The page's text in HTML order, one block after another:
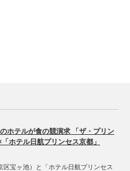
ホテルが食の競演求 「ザ・プリン
ホテル日航プリンセス京都」
区宝ヶ池）と「ホテル日航プリンセス